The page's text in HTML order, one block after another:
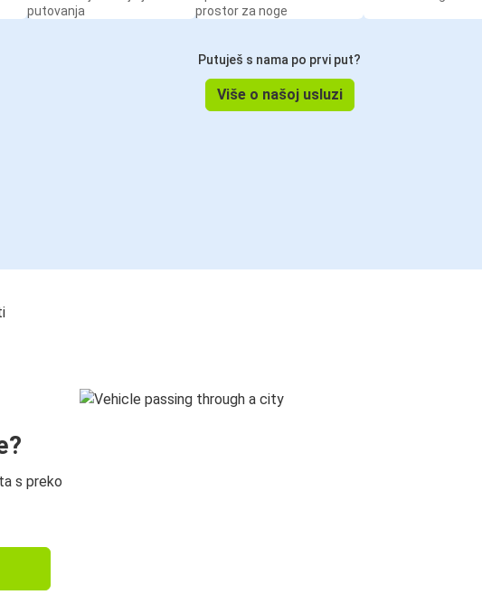
putovanja
prostor za noge
Putuješ s nama po prvi put?
Više o našoj usluzi
s preko